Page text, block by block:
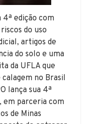
edição com
do uso
artigos de
do solo e uma
da UFLA que
no Brasil
lança sua 4ª
em parceria com
de Minas